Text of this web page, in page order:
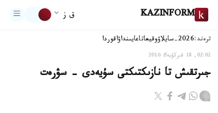
KAZINFORM ق ز
ترەند:2026-سايلاۋ وقيعاتاعايىنداۋاقوردا
02:02, 18 قىركۇيەك 2016
جىرتقىش تا نازىكتىكتى سۇيەدى - سۋرەت